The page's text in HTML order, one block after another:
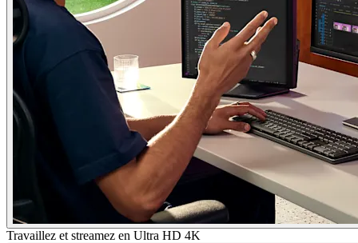
Travaillez et streamez en Ultra HD 4K